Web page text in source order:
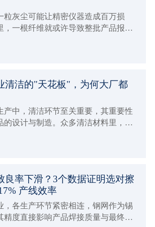
粒灰尘可能让精密仪器造成百万损
，一根纤维就或许导致整批产品报
“武器”，竟是看似普通的无尘纸。
清洁的"天花板"，为何大厂都
产中，清洁环节至关重要，其重要性
的设计与制造。众多清洁材料里，无
工业清洁领域的 “天花板”。
良率下滑？3个数据证明选对擦
产线效率
，各生产环节紧密相连，钢网作为锡
精度直接影响产品焊接质量与最终良